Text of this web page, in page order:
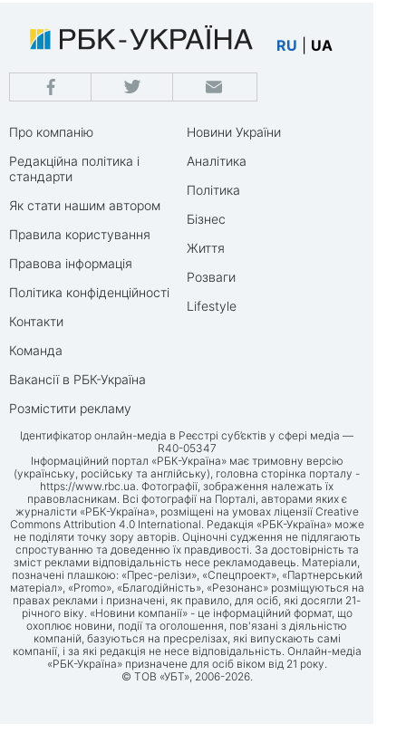
RU UA
Про компанію
Редакційна політика і
стандарти
Як стати нашим автором
Правила користування
Правова інформація
Політика конфіденційності
Контакти
Команда
Вакансії в РБК-Україна
Розмістити рекламу
Новини України
Аналітика
Політика
Бізнес
Життя
Розваги
Lifestyle
Ідентифікатор онлайн-медіа в Реєстрі суб’єктів у сфері медіа —
R40-05347
Інформаційний портал «РБК-Україна» має тримовну версію
(українську, російську та англійську), головна сторінка порталу -
https://www.rbc.ua. Фотографії, зображення належать їх
правовласникам. Всі фотографії на Порталі, авторами яких є
журналісти «РБК-Україна», розміщені на умовах ліцензії Creative
Commons Attribution 4.0 International. Редакція «РБК-Україна» може
не поділяти точку зору авторів. Оціночні судження не підлягають
спростуванню та доведенню їх правдивості. За достовірність та
зміст реклами відповідальність несе рекламодавець. Матеріали,
позначені плашкою: «Прес-релізи», «Спецпроект», «Партнерський
матеріал», «Promo», «Благодійність», «Резонанс» розміщуються на
правах реклами і призначені, як правило, для осіб, які досягли 21-
річного віку. «Новини компанії» - це інформаційний формат, що
охоплює новини, події та оголошення, пов'язані з діяльністю
компаній, базуються на пресрелізах, які випускають самі
компанії, і за які редакція не несе відповідальність. Онлайн-медіа
«РБК-Україна» призначене для осіб віком від 21 року.
© ТОВ «УБТ», 2006-2026.